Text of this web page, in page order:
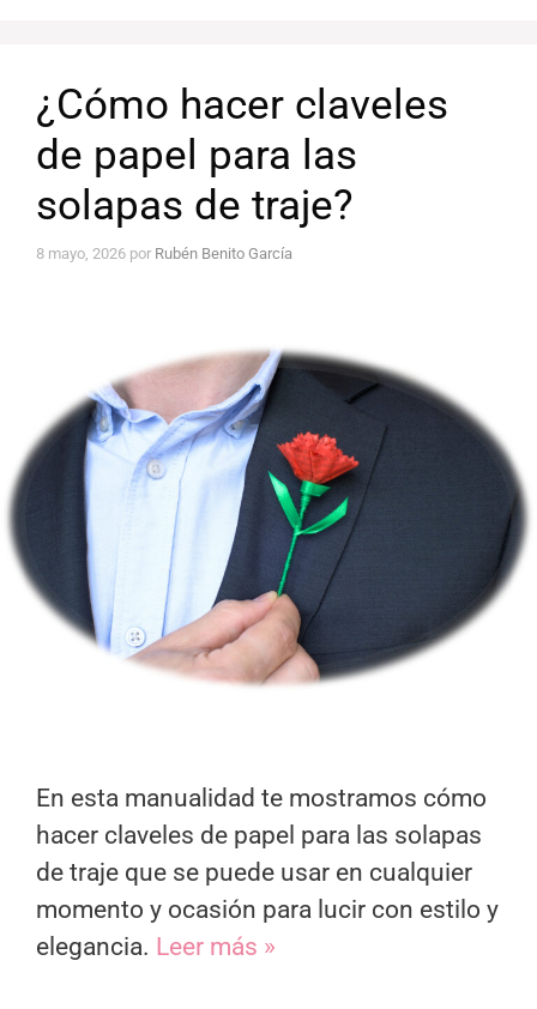
¿Cómo hacer claveles
de papel para las
solapas de traje?
8 mayo, 2026 por Rubén Benito García
En esta manualidad te mostramos cómo
hacer claveles de papel para las solapas
de traje que se puede usar en cualquier
momento y ocasión para lucir con estilo y
elegancia. Leer más »